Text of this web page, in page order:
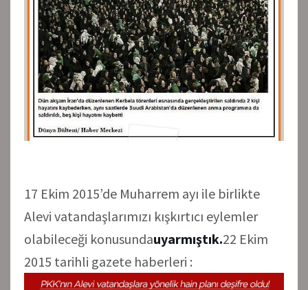
17 Ekim 2015’de Muharrem ayı ile birlikte
Alevi vatandaşlarımızı kışkırtıcı eylemler
olabileceği konusundauyarmıştık.22 Ekim
2015 tarihli gazete haberleri :